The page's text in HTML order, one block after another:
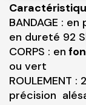
BANDAGE :
en dureté 92
CORPS : en
ou vert
ROULEMENT
précision